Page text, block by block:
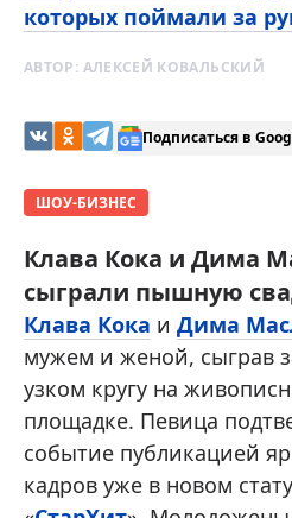
которых поймали за
АВТОР: АЛЕКСЕЙ КОВАЛЬСКИЙ
Подписаться в
ШОУ-БИЗНЕС
Клава Кока и Дима
сыграли пышную
Клава Кока и Дима
мужем и женой, сыграв
узком кругу на
площадке. Певица
событие публикацией
кадров уже в новом